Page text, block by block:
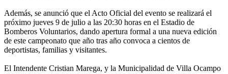
Además, se anunció que el Acto Oficial del evento se realizará el
próximo jueves 9 de julio a las 20:30 horas en el Estadio de
Bomberos Voluntarios, dando apertura formal a una nueva edición
de este campeonato que año tras año convoca a cientos de
deportistas, familias y visitantes.
El Intendente Cristian Marega, y la Municipalidad de Villa Ocampo